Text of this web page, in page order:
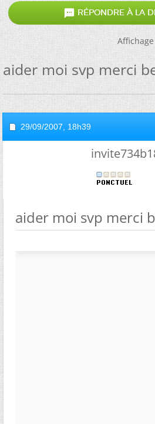
 RÉPONDRE À LA
aider moi svp merci
29/09/2007, 18h39
aider moi svp merci